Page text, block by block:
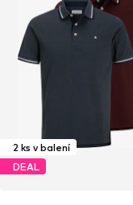
2 ks v balení
DEAL